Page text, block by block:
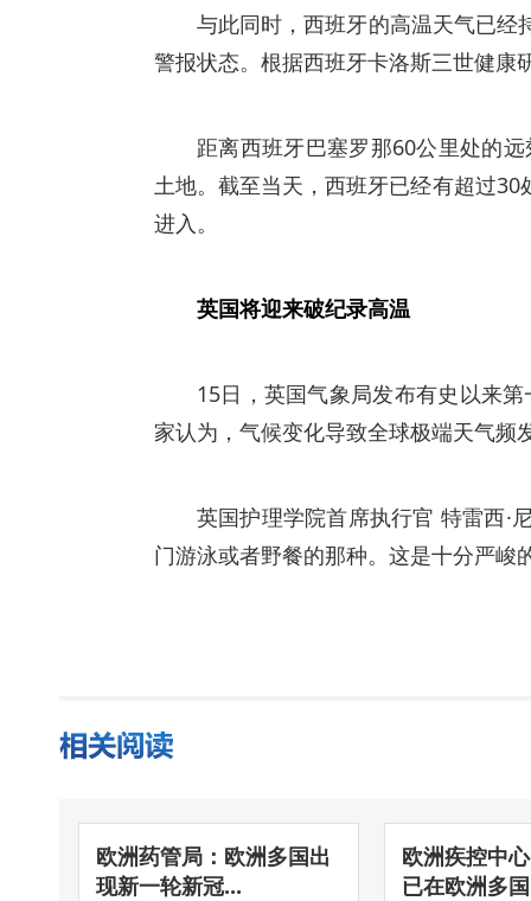
与此同时，西班牙的高温天气已经
警报状态。根据西班牙卡洛斯三世健康
距离西班牙巴塞罗那60公里处的
土地。截至当天，西班牙已经有超过
进入。
英国将迎来破纪录高温
15日，英国气象局发布有史以来
家认为，气候变化导致全球极端天气频
英国护理学院首席执行官 特雷西·
门游泳或者野餐的那种。这是十分严
欧洲药管局：欧洲多国出
现新一轮新冠...
欧洲疾控中
已在欧洲多